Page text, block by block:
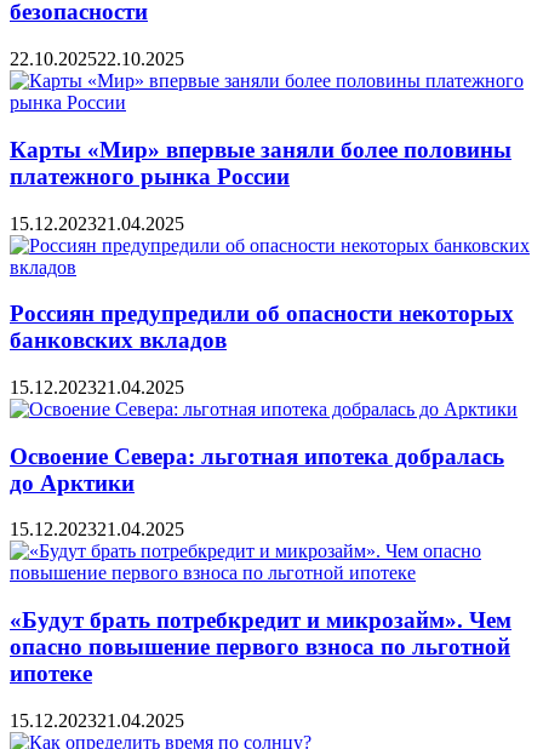
безопасности
22.10.202522.10.2025
Карты «Мир» впервые заняли более половины
платежного рынка России
15.12.202321.04.2025
Россиян предупредили об опасности некоторых
банковских вкладов
15.12.202321.04.2025
Освоение Севера: льготная ипотека добралась
до Арктики
15.12.202321.04.2025
«Будут брать потребкредит и микрозайм». Чем
опасно повышение первого взноса по льготной
ипотеке
15.12.202321.04.2025